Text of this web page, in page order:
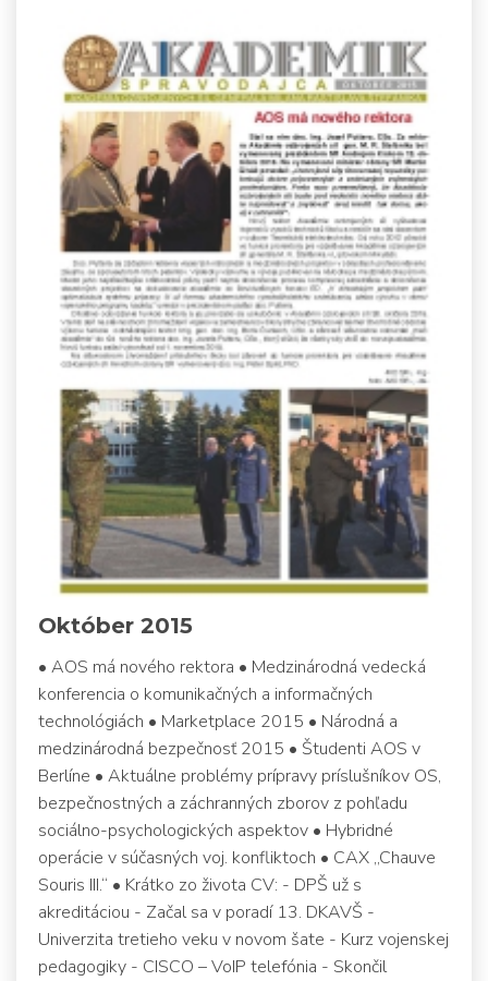
Október 2015
• AOS má nového rektora • Medzinárodná vedecká
konferencia o komunikačných a informačných
technológiách • Marketplace 2015 • Národná a
medzinárodná bezpečnosť 2015 • Študenti AOS v
Berlíne • Aktuálne problémy prípravy príslušníkov OS,
bezpečnostných a záchranných zborov z pohľadu
sociálno-psychologických aspektov • Hybridné
operácie v súčasných voj. konfliktoch • CAX „Chauve
Souris III.“ • Krátko zo života CV: - DPŠ už s
akreditáciou - Začal sa v poradí 13. DKAVŠ -
Univerzita tretieho veku v novom šate - Kurz vojenskej
pedagogiky - CISCO – VoIP telefónia - Skončil